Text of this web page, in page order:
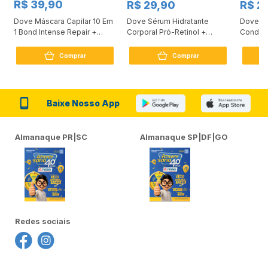
R$ 39,90
Dove Máscara Capilar 10 Em
1 Bond Intense Repair +
Comprar
R$ 29,90
Dove Sérum Hidratante
Corporal Pró-Retinol +
Comprar
R$
Dove
Baixe Nosso App
Almanaque PR|SC Almanaque SP|DF|GO
Redes sociais